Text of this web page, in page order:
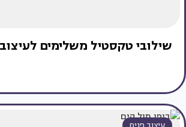
שילובי טקסטיל משלימים